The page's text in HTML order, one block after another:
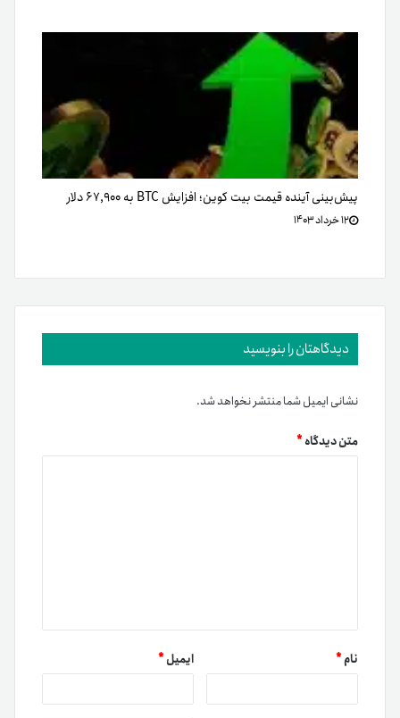
پیش‌بینی آینده قیمت بیت کوین؛ افزایش BTC به ۶۷,۹۰۰ دلار
۱۲ خرداد ۱۴۰۳
دیدگاهتان را بنویسید
نشانی ایمیل شما منتشر نخواهد شد.
متن دیدگاه*
نام* ایمیل*